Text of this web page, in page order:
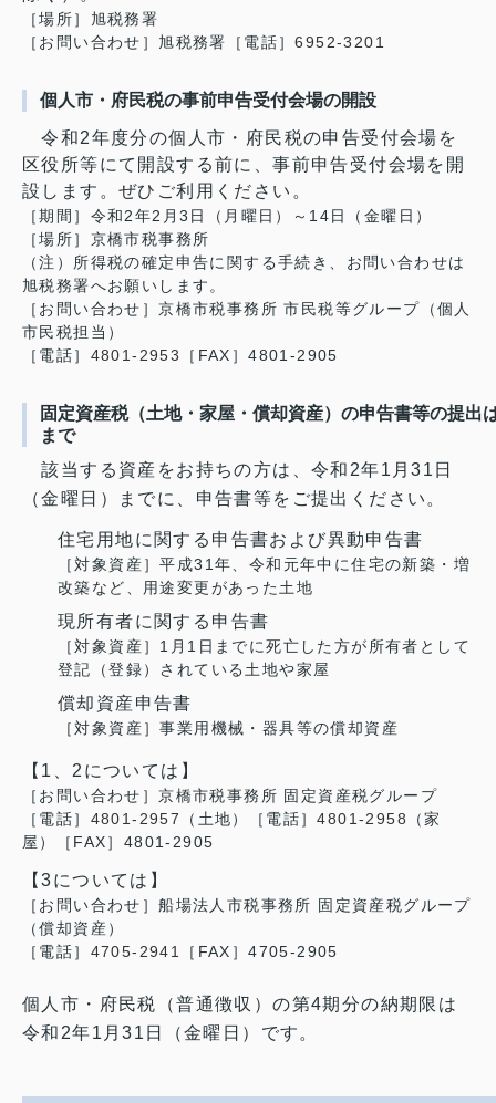
［場所］旭税務署
［お問い合わせ］旭税務署［電話］6952-3201
個人市・府民税の事前申告受付会場の開設
令和2年度分の個人市・府民税の申告受付会場を
区役所等にて開設する前に、事前申告受付会場を開
設します。ぜひご利用ください。
［期間］令和2年2月3日（月曜日）～14日（金曜日）
［場所］京橋市税事務所
（注）所得税の確定申告に関する手続き、お問い合わせは
旭税務署へお願いします。
［お問い合わせ］京橋市税事務所 市民税等グループ（個人
市民税担当）
［電話］ 4801-2953 ［FAX］4801-2905
固定資産税（土地・家屋・償却資産）の申告書等の提出
まで
該当する資産をお持ちの方は、令和2年1月31日
（金曜日）までに、申告書等をご提出ください。
住宅用地に関する申告書および異動申告書
［対象資産］平成31年、令和元年中に住宅の新築・増
改築など、用途変更があった土地
現所有者に関する申告書
［対象資産］1月1日までに死亡した方が所有者として
登記（登録）されている土地や家屋
償却資産申告書
［対象資産］事業用機械・器具等の償却資産
【1、2については】
［お問い合わせ］京橋市税事務所 固定資産税グループ
［電話］ 4801-2957 （土地）［電話］4801-2958
（家
屋）［FAX］4801-2905
【3については】
［お問い合わせ］船場法人市税事務所 固定資産税グループ
（償却資産）
［電話］ 4705-2941 ［FAX］4705-2905
個人市・府民税（普通徴収）の第4期分の納期限は
令和2年1月31日（金曜日）です。